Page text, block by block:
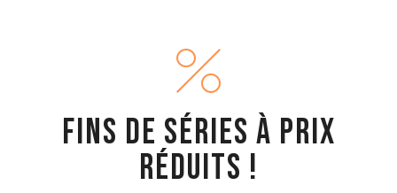
FINS DE SÉRIES À PRIX
RÉDUITS !